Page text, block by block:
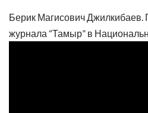
Берик Магисович
журнала “Тамыр” в